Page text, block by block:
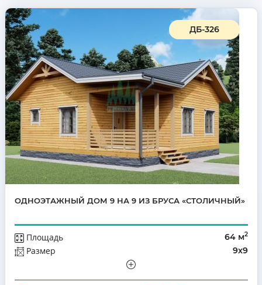
ДБ-326
ОДНОЭТАЖНЫЙ ДОМ 9 НА 9 ИЗ БРУСА «СТОЛИЧНЫЙ»
Площадь 64 м2
Размер 9х9
Количество комнат
3